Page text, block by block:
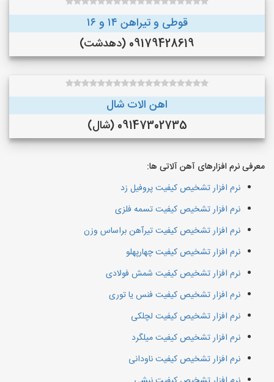
قوطی و تیراهن ۱۴ و ۱۶
09179428619 (دهدشت)
اهن الات شال
09147302735 (شال)
معرفی نرم افزارهای آهن آلاتی ها:
نرم افزار تشخیص کیفیت پروفیل زد
نرم افزار تشخیص کیفیت تسمه فلزی
نرم افزار تشخیص کیفیت تیرآهن براساس وزن
نرم افزار تشخیص کیفیت چهارپهلو
نرم افزار تشخیص کیفیت شمش فولادی
نرم افزار تشخیص کیفیت فنس یا توری
نرم افزار تشخیص کیفیت لچلکی
نرم افزار تشخیص کیفیت میلگرد
نرم افزار تشخیص کیفیت ناودانی